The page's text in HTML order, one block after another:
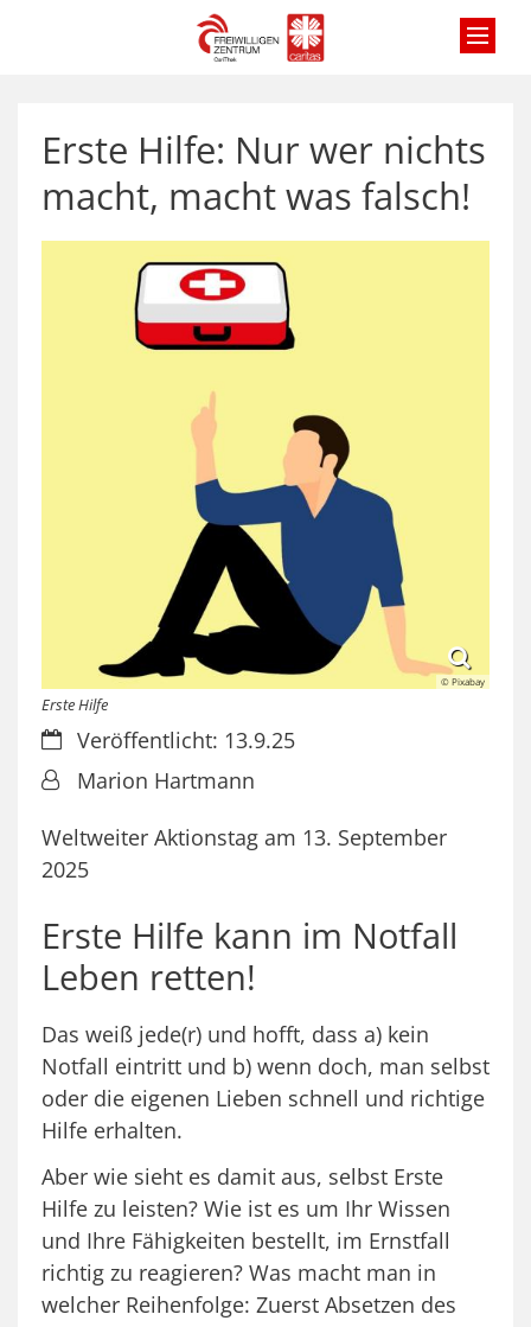
Erste Hilfe: Nur wer nichts
macht, macht was falsch!
© Pixabay
Erste Hilfe
Datum:Veröffentlicht: 13.9.25
Von:Marion Hartmann
Weltweiter Aktionstag am 13. September
2025
Erste Hilfe kann im Notfall
Leben retten!
Das weiß jede(r) und hofft, dass a) kein
Notfall eintritt und b) wenn doch, man selbst
oder die eigenen Lieben schnell und richtige
Hilfe erhalten.
Aber wie sieht es damit aus, selbst Erste
Hilfe zu leisten? Wie ist es um Ihr Wissen
und Ihre Fähigkeiten bestellt, im Ernstfall
richtig zu reagieren? Was macht man in
welcher Reihenfolge: Zuerst Absetzen des